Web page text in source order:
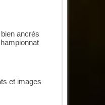
ancrés
et images